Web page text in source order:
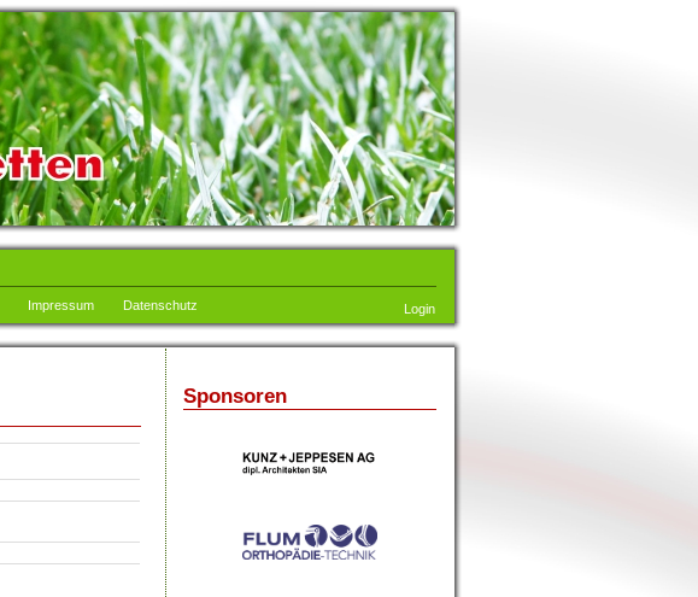
Impressum Datenschutz Login
Sponsoren